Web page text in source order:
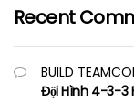
Recent
BUILD
Đội Hình 4-3-3